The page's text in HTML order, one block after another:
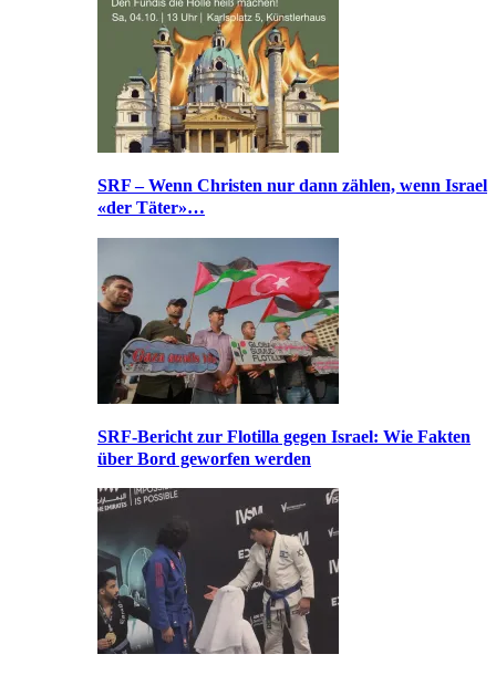
SRF – Wenn Christen nur dann zählen, wenn Israel
«der Täter»…
SRF-Bericht zur Flotilla gegen Israel: Wie Fakten
über Bord geworfen werden